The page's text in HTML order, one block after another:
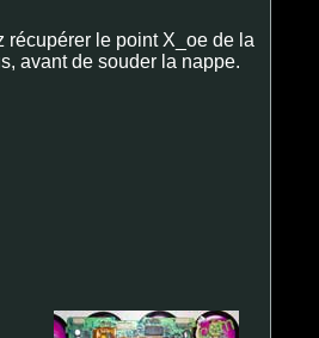
récupérer le point X_oe de la
avant de souder la nappe.